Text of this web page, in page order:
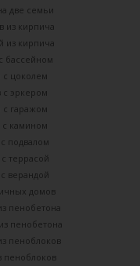
две семьи
из кирпича
из кирпича
бассейном
с цоколем
эркером
с гаражом
камином
подвалом
террасой
верандой
домов
пенобетона
пенобетона
пеноблоков
пеноблоков